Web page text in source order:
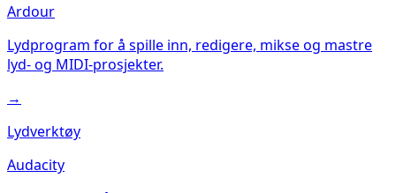
Ardour
Lydprogram for å spille inn, redigere, mikse og mastre
lyd- og MIDI-prosjekter.
→
Lydverktøy
Audacity